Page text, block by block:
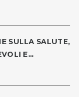
SULLA SALUTE,
E...